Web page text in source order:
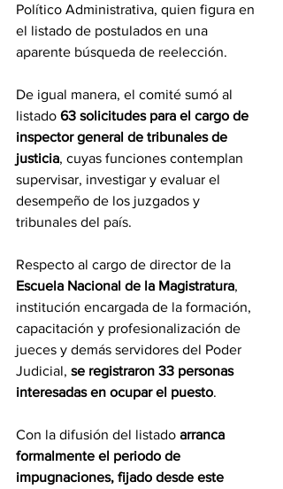
Político Administrativa, quien figura en
el listado de postulados en una
aparente búsqueda de reelección.
De igual manera, el comité sumó al
listado 63 solicitudes para el cargo de
inspector general de tribunales de
justicia, cuyas funciones contemplan
supervisar, investigar y evaluar el
desempeño de los juzgados y
tribunales del país.
Respecto al cargo de director de la
Escuela Nacional de la Magistratura,
institución encargada de la formación,
capacitación y profesionalización de
jueces y demás servidores del Poder
Judicial, se registraron 33 personas
interesadas en ocupar el puesto.
Con la difusión del listado arranca
formalmente el periodo de
impugnaciones, fijado desde este